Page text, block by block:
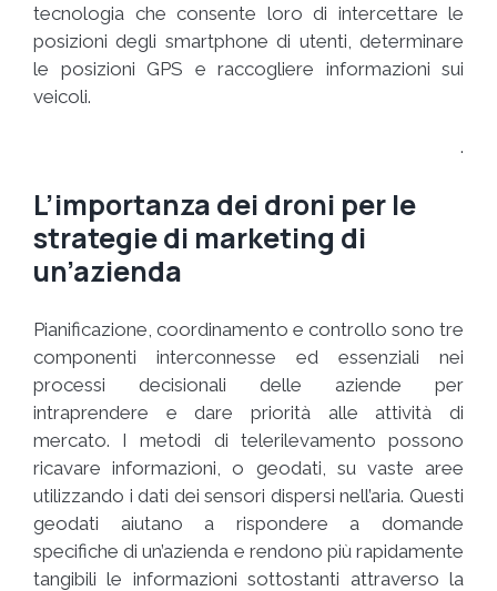
tecnologia che consente loro di intercettare le
posizioni degli smartphone di utenti, determinare
le posizioni GPS e raccogliere informazioni sui
veicoli.
.
L’importanza dei droni per le
strategie di marketing di
un’azienda
Pianificazione, coordinamento e controllo sono tre
componenti interconnesse ed essenziali nei
processi decisionali delle aziende per
intraprendere e dare priorità alle attività di
mercato. I metodi di telerilevamento possono
ricavare informazioni, o geodati, su vaste aree
utilizzando i dati dei sensori dispersi nell’aria. Questi
geodati aiutano a rispondere a domande
specifiche di un’azienda e rendono più rapidamente
tangibili le informazioni sottostanti attraverso la